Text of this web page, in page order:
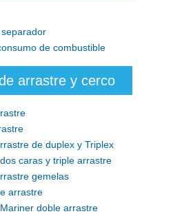
de combustible
arrastre y cerco
de duplex y Triplex
caras y triple arrastre
gemelas
arrastre
doble arrastre